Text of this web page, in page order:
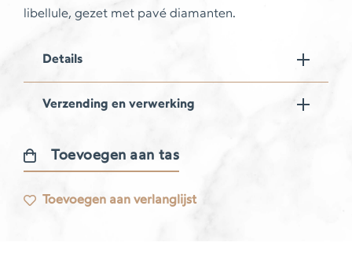
libellule, gezet met pavé diamanten.
Details
Verzending en verwerking
Libellule
oorbellen
Toevoegen aan tas
Toevoegen aan verlanglijst